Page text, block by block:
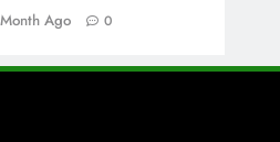
Ago 0